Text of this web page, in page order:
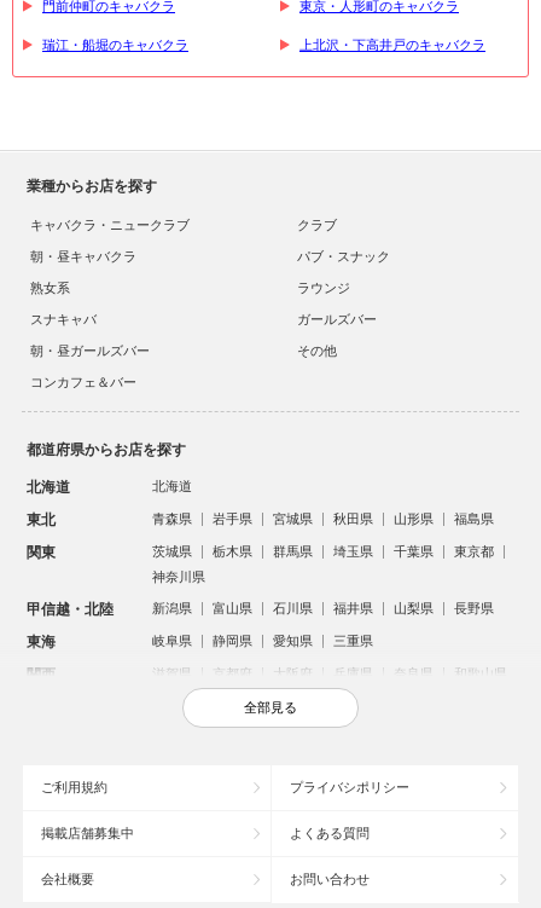
門前仲町のキャバクラ 東京・人形町のキャバクラ
瑞江・船堀のキャバクラ 上北沢・下高井戸のキャバクラ
業種からお店を探す
キャバクラ・ニュークラブ
クラブ
朝・昼キャバクラ
パブ・スナック
熟女系
ラウンジ
スナキャバ
ガールズバー
朝・昼ガールズバー
その他
コンカフェ＆バー
都道府県からお店を探す
北海道 北海道
東北 青森県 岩手県 宮城県 秋田県 山形県 福島県
関東 茨城県 栃木県 群馬県 埼玉県 千葉県
東京都
神奈川県
甲信越・北陸 新潟県 富山県 石川県 福井県 山梨県 長野県
東海 岐阜県 静岡県 愛知県 三重県
関西 滋賀県 京都府 大阪府 兵庫県 奈良県 和歌山県
鳥取県 島根県 岡山県 広島県
沖縄県
全部見る
ご利用規約 プライバシポリシー
掲載店舗募集中 よくある質問
会社概要 お問い合わせ